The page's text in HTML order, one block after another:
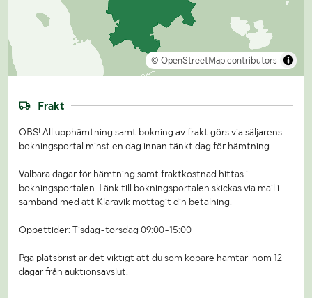
© OpenStreetMap contributors
Frakt
OBS! All upphämtning samt bokning av frakt görs via säljarens
bokningsportal minst en dag innan tänkt dag för hämtning.
Valbara dagar för hämtning samt fraktkostnad hittas i
bokningsportalen. Länk till bokningsportalen skickas via mail i
samband med att Klaravik mottagit din betalning.
Öppettider: Tisdag-torsdag 09:00-15:00
Pga platsbrist är det viktigt att du som köpare hämtar inom 12
dagar från auktionsavslut.